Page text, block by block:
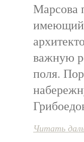
Марсова
имеющий
важную
поля.
Читать